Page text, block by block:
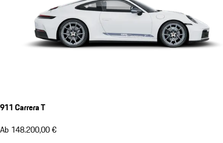
911 Carrera T
Ab 148.200,00 €